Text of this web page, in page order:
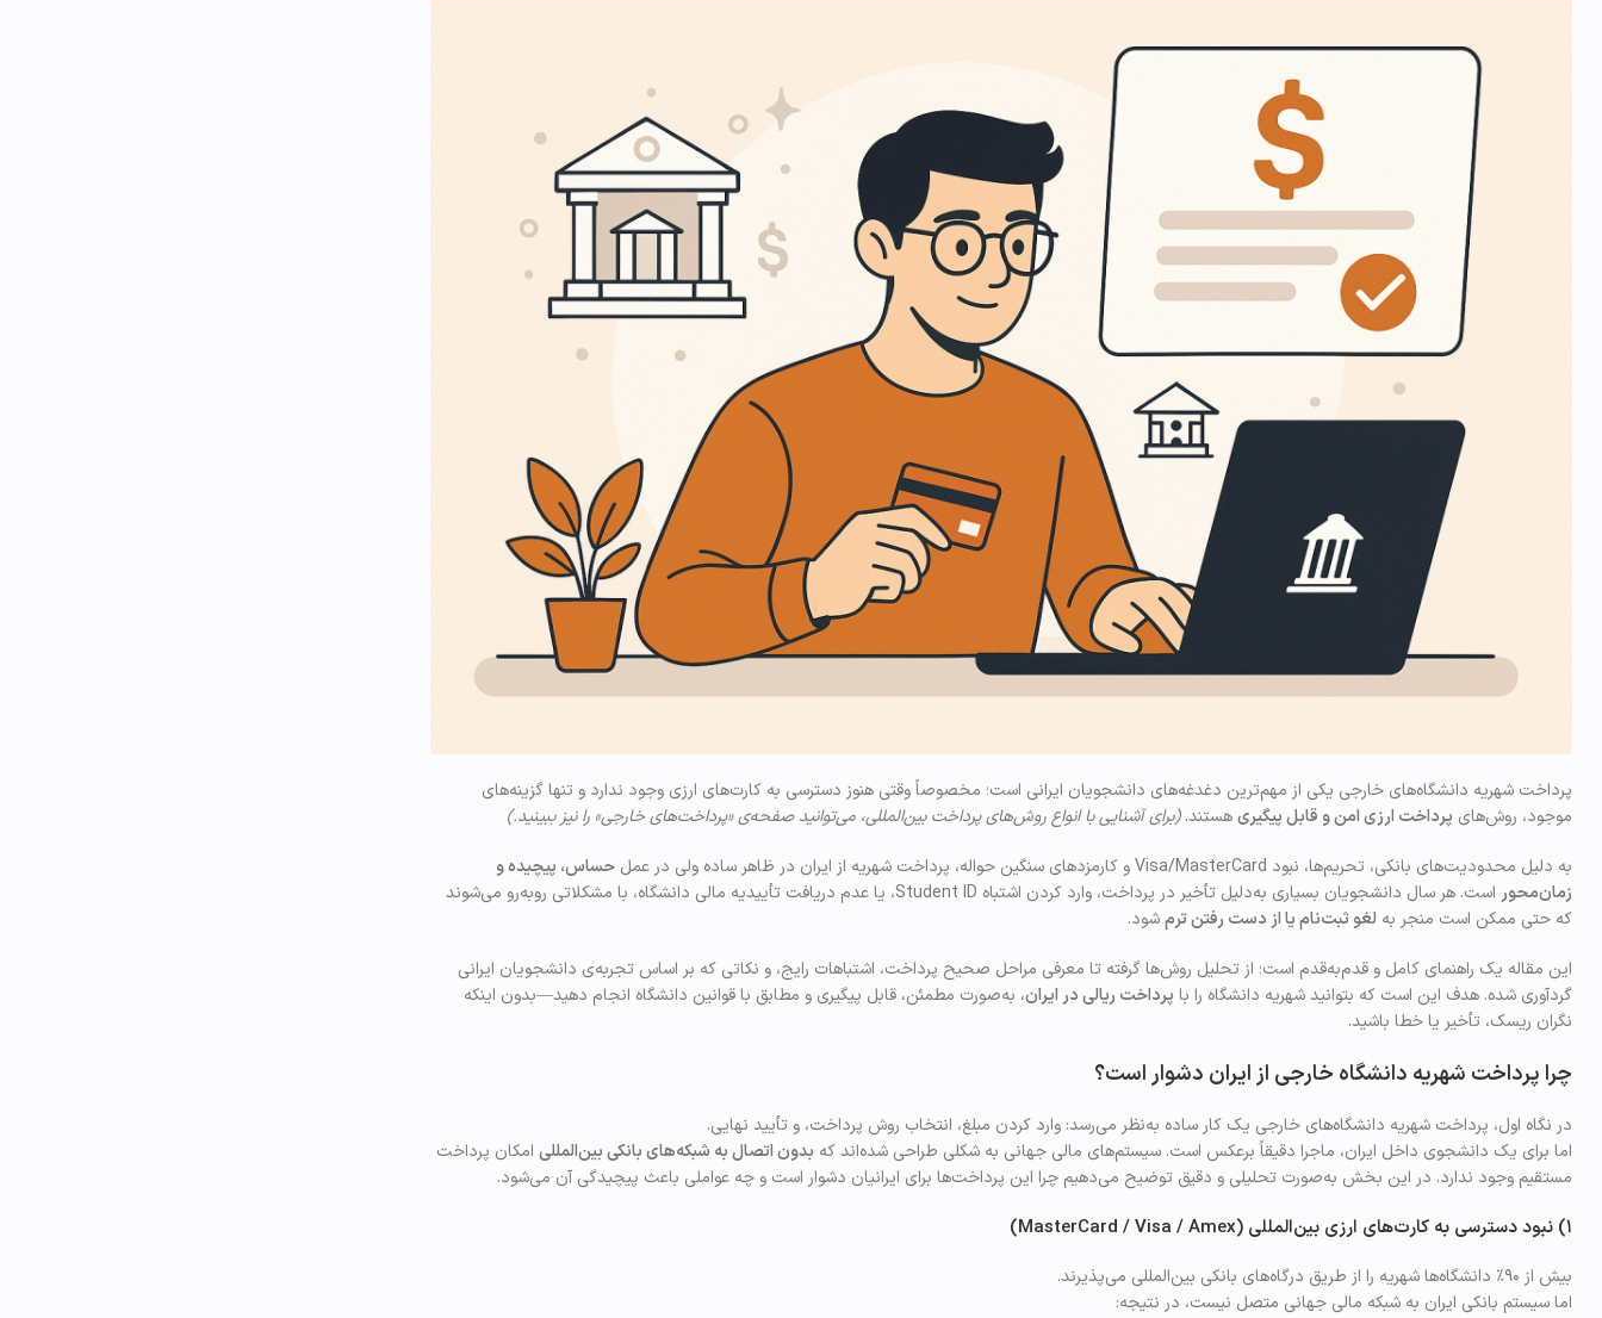
پرداخت شهریه دانشگاه‌های خارجی یکی از مهم‌ترین دغدغه‌های دانشجویان ایرانی است؛ مخصوصاً وقتی هنوز دسترسی به کارت‌های ارزی وجود ندارد و تنها گزینه‌های
موجود، روش‌های پرداخت ارزی امن و قابل پیگیریهستند.(برای آشنایی با انواع روش‌های پرداخت بین‌المللی، می‌توانید صفحه‌ی «پرداخت‌های خارجی» را نیز ببینید.)
به دلیل محدودیت‌های بانکی، تحریم‌ها، نبود Visa/MasterCard و کارمزدهای سنگین حواله، پرداخت شهریه از ایران در ظاهر ساده ولی در عمل
حساس، پیچیده و
زمان‌محور
است. هر سال دانشجویان بسیاری به‌دلیل تأخیر در پرداخت، وارد کردن اشتباه Student ID، یا عدم دریافت تأییدیه مالی دانشگاه، با مشکلاتی روبه‌رو می‌شوند
که حتی ممکن است منجر به لغو ثبت‌نام یا از دست رفتن ترمشود.
این مقاله یک راهنمای کامل و قدم‌به‌قدم است؛ از تحلیل روش‌ها گرفته تا معرفی مراحل صحیح پرداخت، اشتباهات رایج، و نکاتی که بر اساس تجربه‌ی دانشجویان ایرانی
گردآوری شده. هدف این است که بتوانید شهریه دانشگاه را با پرداخت ریالی در ایران، به‌صورت مطمئن، قابل پیگیری و مطابق با قوانین دانشگاه انجام دهید—بدون اینکه
نگران ریسک، تأخیر یا خطا باشید.
چرا پرداخت شهریه دانشگاه خارجی از ایران دشوار است؟
در نگاه اول، پرداخت شهریه دانشگاه‌های خارجی یک کار ساده به‌نظر می‌رسد: وارد کردن مبلغ، انتخاب روش پرداخت، و تأیید نهایی.
اما برای یک دانشجوی داخل ایران، ماجرا دقیقاً برعکس است. سیستم‌های مالی جهانی به شکلی طراحی شده‌اند که بدون اتصال به شبکه‌های بانکی بین‌المللی امکان پرداخت
مستقیم وجود ندارد. در این بخش به‌صورت تحلیلی و دقیق توضیح می‌دهیم چرا این پرداخت‌ها برای ایرانیان دشوار است و چه عواملی باعث پیچیدگی آن می‌شود.
۱) نبود دسترسی به کارت‌های ارزی بین‌المللی (MasterCard / Visa / Amex)
بیش از ۹۰٪ دانشگاه‌ها شهریه را از طریق درگاه‌های بانکی بین‌المللی می‌پذیرند.
اما سیستم بانکی ایران به شبکه مالی جهانی متصل نیست، در نتیجه: